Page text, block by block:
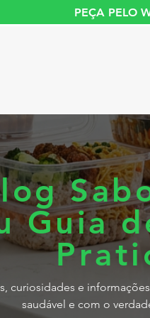
PEÇA PELO
Guia
curiosidades e
saudável e com o